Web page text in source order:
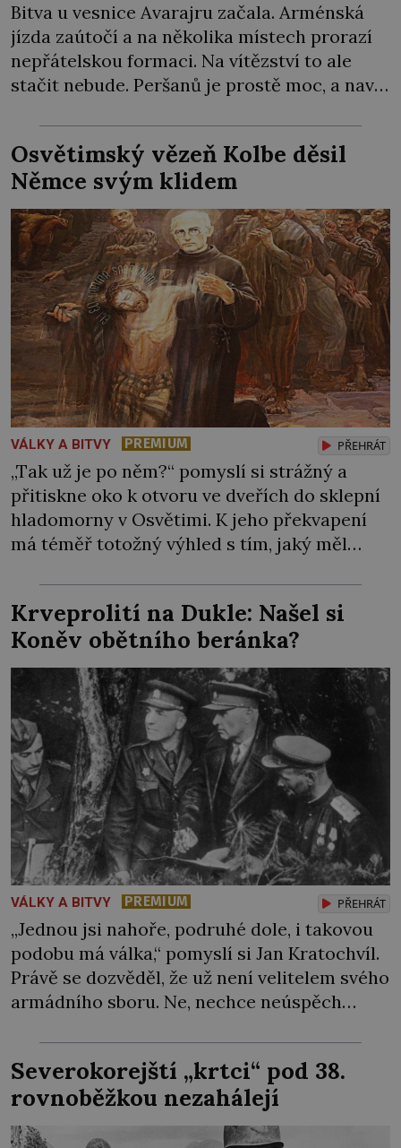
Bitva u vesnice Avarajru začala. Arménská
jízda zaútočí a na několika místech prorazí
nepřátelskou formaci. Na vítězství to ale
stačit nebude. Peršanů je prostě moc, a navíc
obávané válečné slony! Arménie jako první
země na světě přijala křesťanství za státní
náboženství. Stalo se tak roku 301 během
vlády arménského krále […]
Osvětimský vězeň Kolbe děsil
Němce svým klidem
VÁLKY A BITVY PREMIUM PŘEHRÁT
„Tak už je po něm?“ pomyslí si strážný a
přitiskne oko k otvoru ve dveřích do sklepní
hladomorny v Osvětimi. K jeho překvapení
má téměř totožný výhled s tím, jaký měl
Uvězněný kněz zde mlčky sedí na podlaze s
blaženým výrazem. Esesáci by ale rádi do
kobky hodili další nebožáky, […]
Krveprolití na Dukle: Našel si
Koněv obětního beránka?
VÁLKY A BITVY PREMIUM PŘEHRÁT
„Jednou jsi nahoře, podruhé dole, i takovou
podobu má válka,“ pomyslí si Jan Kratochvíl.
Právě se dozvěděl, že už není velitelem svého
armádního sboru. Ne, nechce neúspěch
O jeho schopnosti tu ovšem nejde. Sověti
zkrátka musejí najít viníka… Generál
Heliodor Píka (1897–1949), velitel mise
Československé armády […]
Severokorejští „krtci“ pod 38.
rovnoběžkou nezahálejí